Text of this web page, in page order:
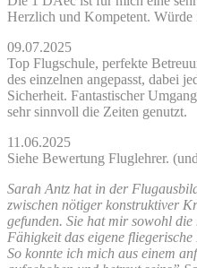
Herzlich und Kompetent.
09.07.2025
Top Flugschule, perfekte
des einzelnen angepasst, dabei
Sicherheit. Fantastischer
sehr sinnvoll die Zeiten genutzt.
11.06.2025
Siehe Bewertung Fluglehrer.
Sarah Antz hat in der
zwischen nötiger konstruktiver
gefunden. Sie hat mir sowohl
Fähigkeit das eigene
So konnte ich mich aus einem